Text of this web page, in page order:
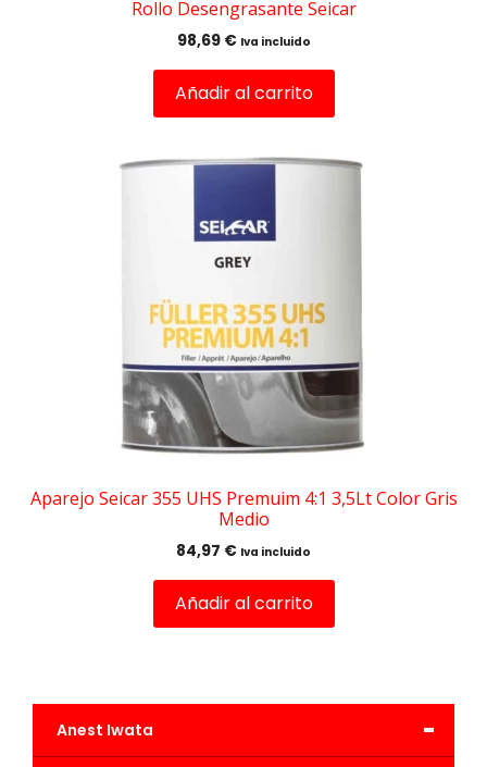
Rollo Desengrasante Seicar
98,69 € Iva incluido
Añadir al carrito
Aparejo Seicar 355 UHS Premuim 4:1 3,5Lt Color Gris
Medio
84,97 € Iva incluido
Añadir al carrito
-
Anest Iwata